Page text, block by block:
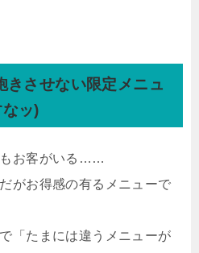
きさせない限定メニュ
ッ)
もお客がいる……
がお得感の有るメニューで
「たまには違うメニューが